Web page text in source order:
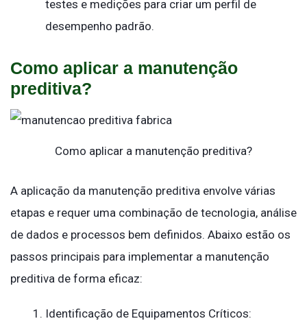
testes e medições para criar um perfil de
desempenho padrão.
Como aplicar a manutenção
preditiva?
Como aplicar a manutenção preditiva?
A aplicação da manutenção preditiva envolve várias
etapas e requer uma combinação de tecnologia, análise
de dados e processos bem definidos. Abaixo estão os
passos principais para implementar a manutenção
preditiva de forma eficaz:
Identificação de Equipamentos Críticos: